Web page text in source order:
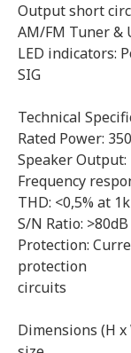
Output short
AM/FM Tuner &
LED indicators:
SIG
Technical
Rated Power:
Speaker Output:
Frequency
THD: <0,5% at
S/N Ratio: >80dB
Protection:
protection
circuits
Dimensions (H x